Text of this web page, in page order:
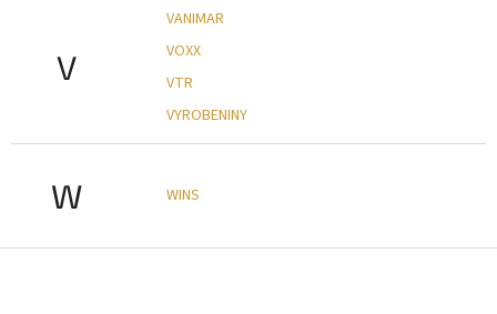
V
VANIMAR
VOXX
VTR
VYROBENINY
W WINS